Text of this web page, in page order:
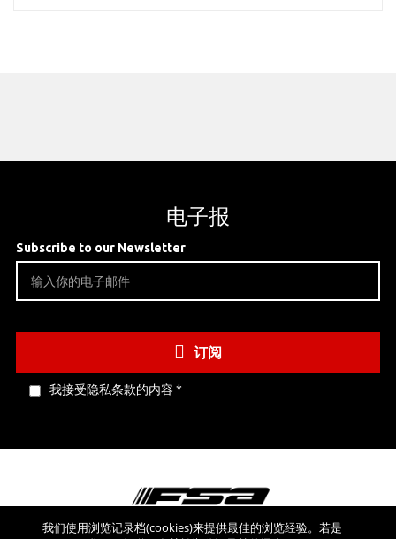
电子报
Subscribe to our Newsletter
订阅
我接受隐私条款的内容 *
我们使用浏览记录档(cookies)来提供最佳的浏览经验。若是